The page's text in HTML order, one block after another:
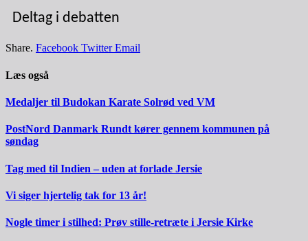
Deltag i debatten
Share. Facebook Twitter Email
Læs også
Medaljer til Budokan Karate Solrød ved VM
PostNord Danmark Rundt kører gennem kommunen på
søndag
Tag med til Indien – uden at forlade Jersie
Vi siger hjertelig tak for 13 år!
Nogle timer i stilhed: Prøv stille-retræte i Jersie Kirke